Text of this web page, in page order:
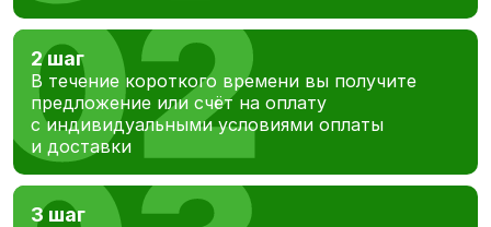
2 шаг
В течение короткого времени вы получите
предложение или счёт на оплату
с индивидуальными условиями оплаты
и доставки
3 шаг